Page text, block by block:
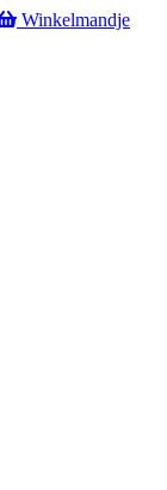
Winkelmandje